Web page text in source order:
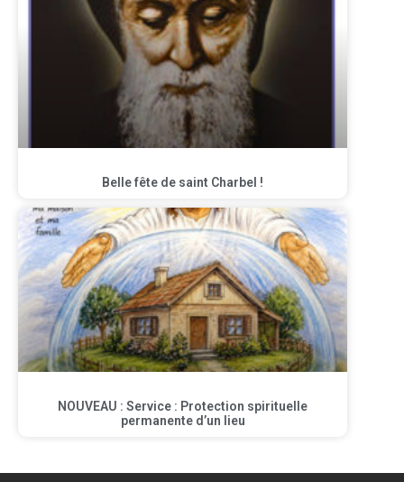
Belle fête de saint Charbel !
NOUVEAU : Service : Protection spirituelle
permanente d’un lieu